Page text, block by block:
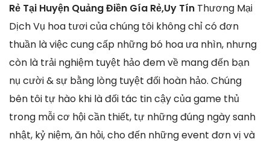
Rẻ Tại Huyện Quảng Điền Gía Rẻ,Uy Tín Thương Mại
Dịch Vụ hoa tươi của chúng tôi không chỉ có đơn
thuần là việc cung cấp những bó hoa ưa nhìn, nhưng
còn là trải nghiệm tuyệt hảo đem về mang đến bạn
nụ cười & sự bằng lòng tuyệt đối hoàn hảo. Chúng
bên tôi tự hào khi là đối tác tin cậy của game thủ
trong mỗi cơ hội cần thiết, tự những đúng ngày sanh
nhật, kỷ niệm, ăn hỏi, cho đến những event đơn vị và